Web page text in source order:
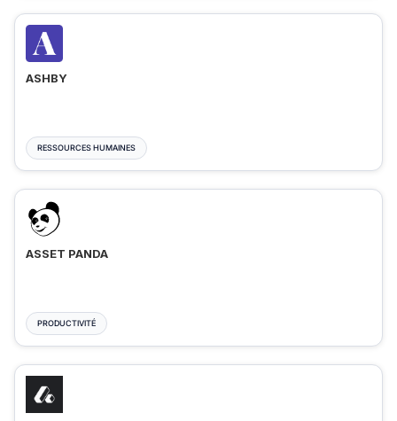
ASHBY
RESSOURCES HUMAINES
ASSET PANDA
PRODUCTIVITÉ